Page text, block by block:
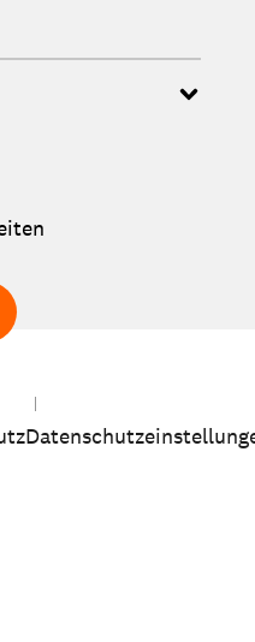
Seitenanfang